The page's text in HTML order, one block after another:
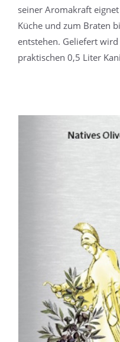
seiner Aromakraft
Küche und zum Braten
entstehen. Geliefert
praktischen 0,5 Liter